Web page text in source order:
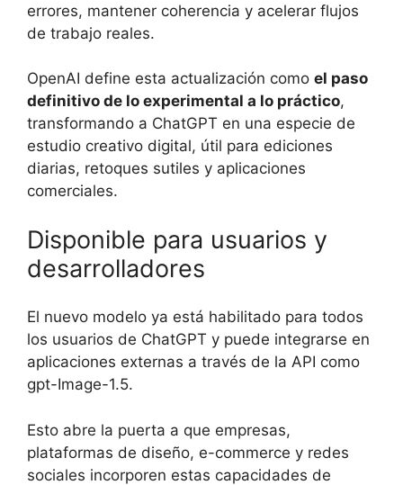
errores, mantener coherencia y acelerar flujos
de trabajo reales.
OpenAI define esta actualización como el paso
definitivo de lo experimental a lo práctico,
transformando a ChatGPT en una especie de
estudio creativo digital, útil para ediciones
diarias, retoques sutiles y aplicaciones
comerciales.
Disponible para usuarios y
desarrolladores
El nuevo modelo ya está habilitado para todos
los usuarios de ChatGPT y puede integrarse en
aplicaciones externas a través de la API como
gpt-Image-1.5.
Esto abre la puerta a que empresas,
plataformas de diseño, e-commerce y redes
sociales incorporen estas capacidades de